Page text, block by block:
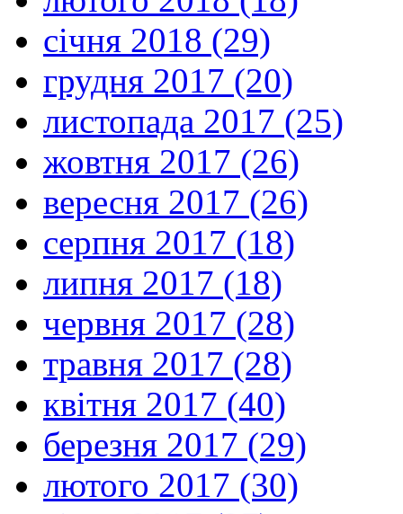
січня 2018 (29)
грудня 2017 (20)
листопада 2017 (25)
жовтня 2017 (26)
вересня 2017 (26)
серпня 2017 (18)
липня 2017 (18)
червня 2017 (28)
травня 2017 (28)
квітня 2017 (40)
березня 2017 (29)
лютого 2017 (30)